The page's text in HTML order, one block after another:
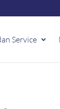
Service